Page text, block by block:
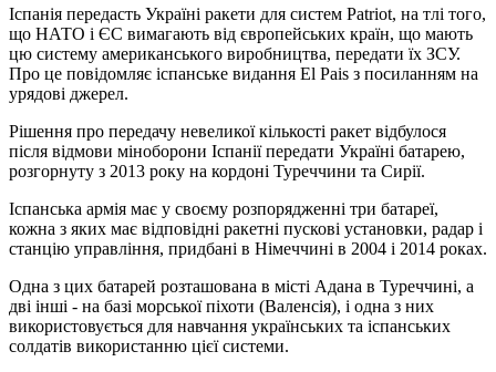
Іспанія передасть Україні ракети для систем Patriot, на тлі того,
що НАТО і ЄС вимагають від європейських країн, що мають
цю систему американського виробництва, передати їх ЗСУ.
Про це повідомляє іспанське видання El Pais з посиланням на
урядові джерел.
Рішення про передачу невеликої кількості ракет відбулося
після відмови міноборони Іспанії передати Україні батарею,
розгорнуту з 2013 року на кордоні Туреччини та Сирії.
Іспанська армія має у своєму розпорядженні три батареї,
кожна з яких має відповідні ракетні пускові установки, радар і
станцію управління, придбані в Німеччині в 2004 і 2014 роках.
Одна з цих батарей розташована в місті Адана в Туреччині, а
дві інші - на базі морської піхоти (Валенсія), і одна з них
використовується для навчання українських та іспанських
солдатів використанню цієї системи.